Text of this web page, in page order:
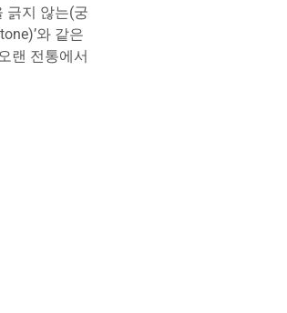
긁지 않는(궁
와 같은
랜 전통에서